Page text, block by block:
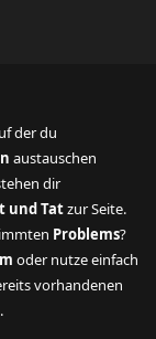
der du
austauschen
dir
und Tatzur Seite.
Problems?
oder nutze einfach
vorhandenen